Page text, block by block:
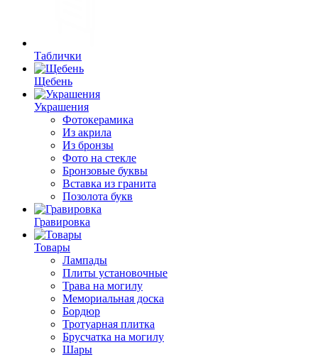
Таблички
Щебень
Украшения
Фотокерамика
Из акрила
Из бронзы
Фото на стекле
Бронзовые буквы
Вставка из гранита
Позолота букв
Гравировка
Товары
Лампады
Плиты установочные
Трава на могилу
Мемориальная доска
Бордюр
Тротуарная плитка
Брусчатка на могилу
Шары